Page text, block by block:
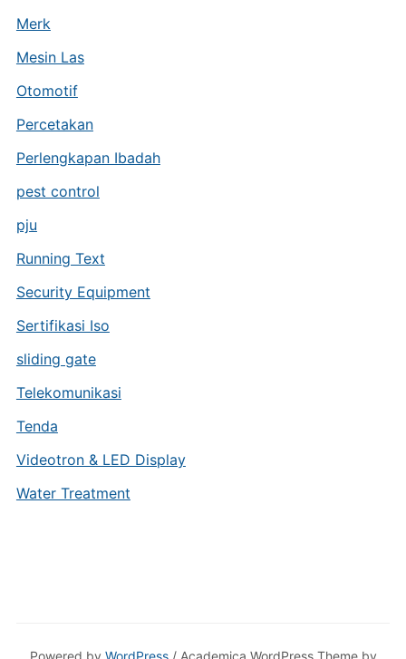
Merk
Mesin Las
Otomotif
Percetakan
Perlengkapan Ibadah
pest control
pju
Running Text
Security Equipment
Sertifikasi Iso
sliding gate
Telekomunikasi
Tenda
Videotron & LED Display
Water Treatment
Powered by WordPress/ Academica WordPress Theme by